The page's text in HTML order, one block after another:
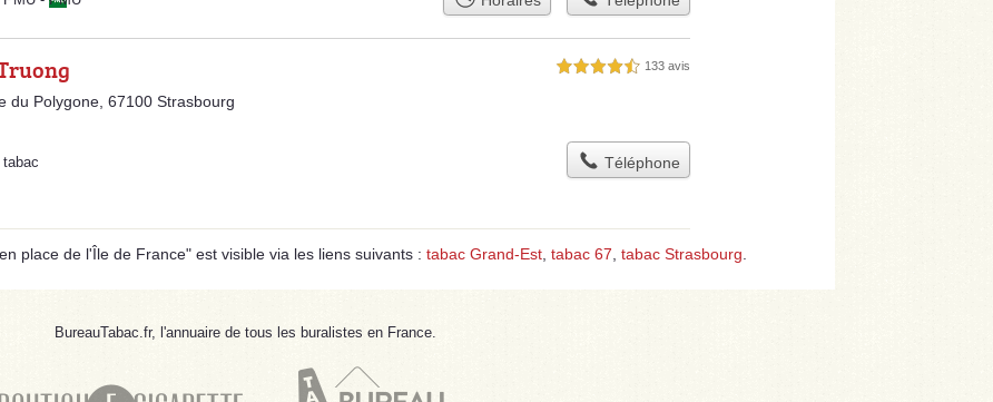
du Polygone, 67100 Strasbourg
4,5 étoiles sur 5 133 avis
tabac Téléphone
place de l'Île de France" est visible via les liens suivants : tabac Grand-Est, tabac 67, tabac Strasbourg.
BureauTabac.fr, l'annuaire de tous les buralistes en France.